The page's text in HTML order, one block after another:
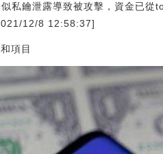
私鑰泄露導致被攻擊，資金已
12/8 12:58:37]
項目